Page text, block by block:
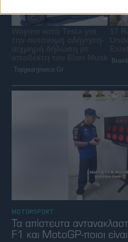
MOTORSPORT
Τα απίστευτα
F1 και MotoGP-ποιοι